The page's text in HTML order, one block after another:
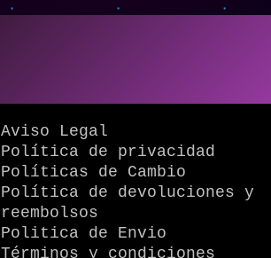
Aviso Legal
Política de privacidad
Políticas de Cambio
Política de devoluciones y
reembolsos
Politica de Envio
Términos y condiciones